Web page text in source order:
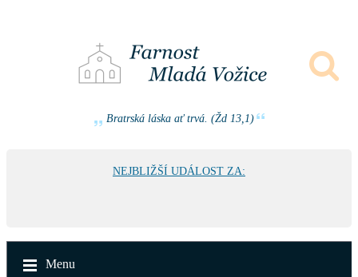
Bratrská láska ať trvá. (Žd 13,1)
NEJBLIŽŠÍ UDÁLOST ZA:
Menu